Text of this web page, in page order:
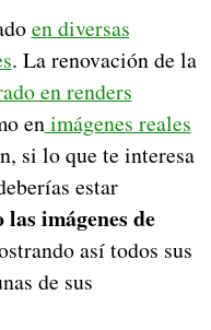
en diversas
. La renovación de la
en renders
enimágenes reales
si lo que te interesa
estar
imágenes de
así todos sus
de sus